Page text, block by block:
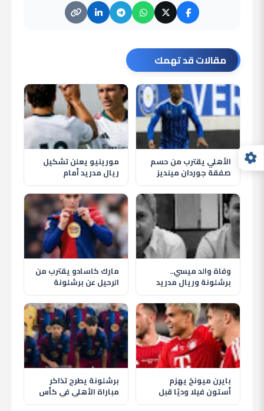
مقالات قد تهمك
الأهلي يقترب من حسم
صفقة جوردان مينديز
لتدعيم خط الوسط في
الصيف
مورينيو يعلن تشكيل
ريال مدريد أمام
فيرينكفاروس وظهور
إندريك أساسيًا
وفاة والد ميسي..
برشلونة وريال مدريد
يقدمان التعازي
لأسطورة الأرجنتين
مارك كاسادو يقترب من
الرحيل عن برشلونة
والهلال يترقب حسم
الصفقة
بايرن ميونخ يهزم
أستون فيلا وديًا قبل
انطلاق الموسم الجديد
برشلونة يطرح تذاكر
مباراة الأهلي في كأس
خوان جامبر قبل موقعة